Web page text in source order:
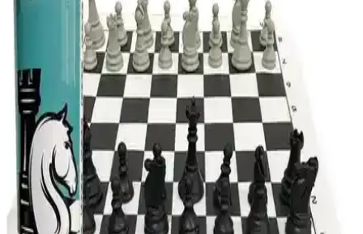
Yüksek kaliteli malzemelerle tasarlanmış yeni satranç profesyonel
turnuva takımı, taş boyutları ve tasarımıyla öne çıkıyor. Kullanıcı
geri bildirimleri ve ürün detaylarıyla ilgili kapsamlı bilgi içerir.
Star Oyun Satranç Dünyası Rulo Silindir Satranç
Seti: Pratik ve Kaliteli Taşınabilir Satranç Çözümü
Star Oyun Satranç Dünyası Rulo Silindir Satranç Seti, hafif ve
taşınabilir tasarımıyla çocuklar ve gençler için ideal. Kaliteli
malzeme ve ergonomik taşlar, her ortamda strateji geliştirmeyi
kolaylaştırır.
Agt Satranç Takımı: Öğrenciler ve Satranç Severler
İçin Kullanışlı ve Dayanıklı